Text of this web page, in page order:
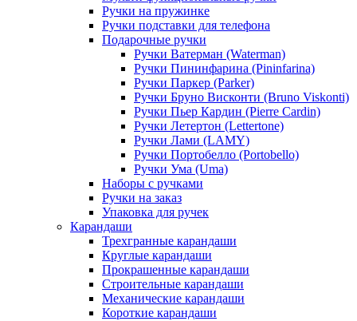
Ручки на пружинке
Ручки подставки для телефона
Подарочные ручки
Ручки Ватерман (Waterman)
Ручки Пининфарина (Pininfarina)
Ручки Паркер (Parker)
Ручки Бруно Висконти (Bruno Viskonti)
Ручки Пьер Кардин (Pierre Cardin)
Ручки Летертон (Lettertone)
Ручки Лами (LAMY)
Ручки Портобелло (Portobello)
Ручки Ума (Uma)
Наборы с ручками
Ручки на заказ
Упаковка для ручек
Карандаши
Трехгранные карандаши
Круглые карандаши
Прокрашенные карандаши
Строительные карандаши
Механические карандаши
Короткие карандаши